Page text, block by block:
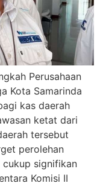
Perusahaan
Kota Samarinda
kas daerah
ketat dari
tersebut
perolehan
cukup signifikan
Komisi II